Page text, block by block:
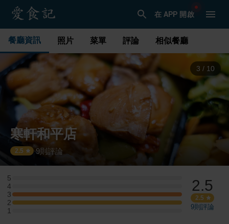
在 APP 開啟
餐廳資訊 照片 菜單 評論 相似餐廳
3 / 10
寒軒和平店
2.5 ·9則評論
5
5 星：0 則評論
4
4 星：0 則評論
3
3 星：1 則評論
2
2 星：1 則評論
1
1 星：0 則評論
2.5
2.5
9則評論